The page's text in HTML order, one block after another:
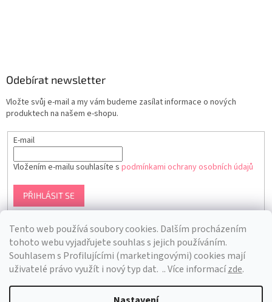
Tento web používá soubory cookies. Dalším procházením
tohoto webu vyjadřujete souhlas s jejich používáním.
Souhlasem s Profilujícími (marketingovými) cookies mají
uživatelé právo využít i nový typ dat. .. Více informacízde.
Odebírat newsletter
Vložte svůj e-mail a my vám budeme zasílat informace o nových
produktech na našem e-shopu.
E-mail
Vložením e-mailu souhlasíte s podmínkami ochrany osobních údajů
PŘIHLÁSIT SE